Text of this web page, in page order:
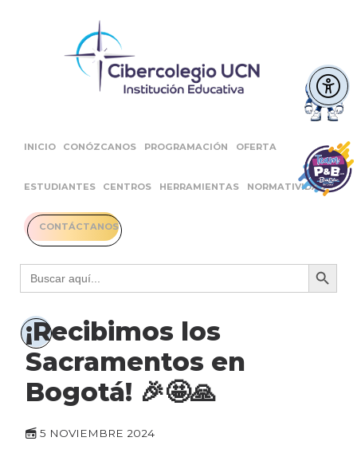
INICIO CONÓZCANOS PROGRAMACIÓN OFERTA
ESTUDIANTES CENTROS HERRAMIENTAS NORMATIVIDAD
CONTÁCTANOS
Buscar: Botón
¡Recibimos los
Sacramentos en
Bogotá! 🎉🤩🙏
5 NOVIEMBRE 2024